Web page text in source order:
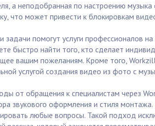
а неподобранная по настроению
что может привести к блокировкам
задачи помогут услуги профессионалов
быстро найти того, кто сделает
вашим пожеланиям. Кроме того,
услугой создания видео из фото с
от обращения к специалистам через
звукового оформления и стиля
любые вопросы. Такой подход